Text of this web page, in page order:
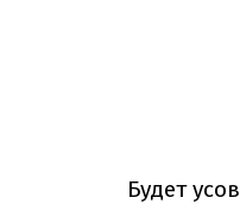
Будет